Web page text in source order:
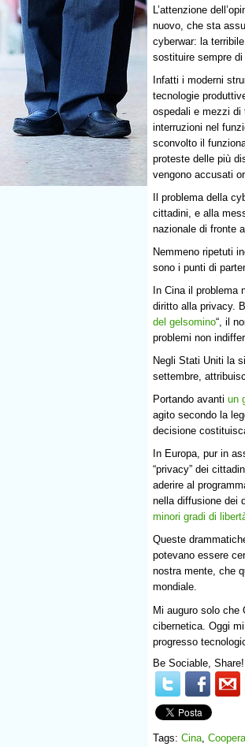
L’attenzione
nuovo, che sta
cyberwar: la
sostituire sempre di
Infatti i moderni
tecnologie
ospedali e mezzi di
interruzioni nel
sconvolto il
proteste delle più
vengono accusati
Il problema della
cittadini, e alla
nazionale di fronte
Nemmeno ripetuti
sono i punti di
In Cina il problema
diritto alla privacy.
del gelsomino“, il
problemi non
Negli Stati Uniti la
settembre,
Portando avanti un
agito secondo la
decisione
In Europa, pur in
“privacy” dei
aderire al
nella diffusione dei
minori gradi di
Queste
potevano essere
nostra mente, che
mondiale.
Mi auguro solo che
cibernetica. Oggi
progresso
Be Sociable, Share!
Tags: Cina